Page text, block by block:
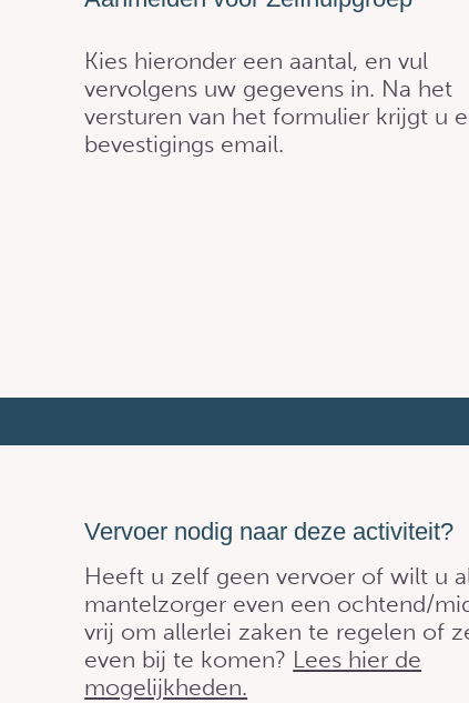
Kies hieronder een aantal, en vul
vervolgens uw gegevens in. Na het
versturen van het formulier krijgt u
bevestigings email.
Vervoer nodig naar deze activiteit?
Heeft u zelf geen vervoer of wilt u
mantelzorger even een ochtend/
vrij om allerlei zaken te regelen of
even bij te komen? Lees hier de
mogelijkheden.